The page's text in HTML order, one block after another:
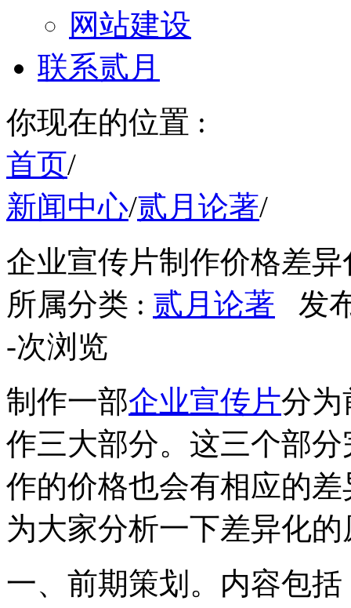
网站建设
联系贰月
你现在的位置 :
首页/
新闻中心/贰月论著/
企业宣传片制作价格差
所属分类 : 贰月论著
发
-次浏览
制作一部企业宣传片分为
作三大部分。这三个部
作的价格也会有相应的
为大家分析一下差异化
一、前期策划。内容包